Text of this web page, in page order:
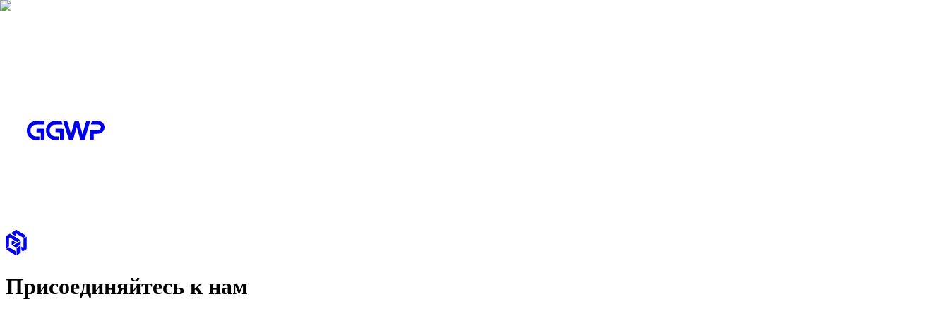
Присоединяйтесь к нам